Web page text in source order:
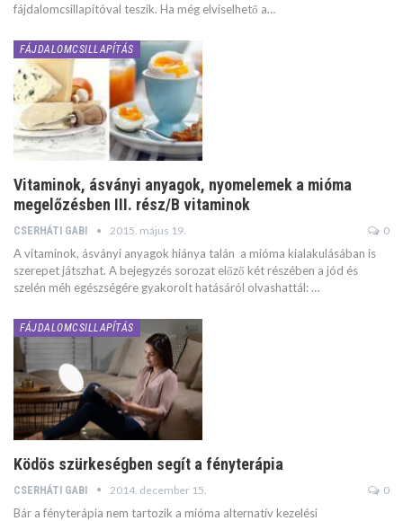
fájdalomcsillapítóval teszik. Ha még elviselhető a…
FÁJDALOMCSILLAPÍTÁS
Vitaminok, ásványi anyagok, nyomelemek a mióma
megelőzésben III. rész/B vitaminok
CSERHÁTI GABI 2015. május 19. 0
A vitaminok, ásványi anyagok hiánya talán a mióma kialakulásában is
szerepet játszhat. A bejegyzés sorozat előző két részében a jód és
szelén méh egészségére gyakorolt hatásáról olvashattál: …
FÁJDALOMCSILLAPÍTÁS
Ködös szürkeségben segít a fényterápia
CSERHÁTI GABI 2014. december 15. 0
Bár a fényterápia nem tartozik a mióma alternatív kezelési